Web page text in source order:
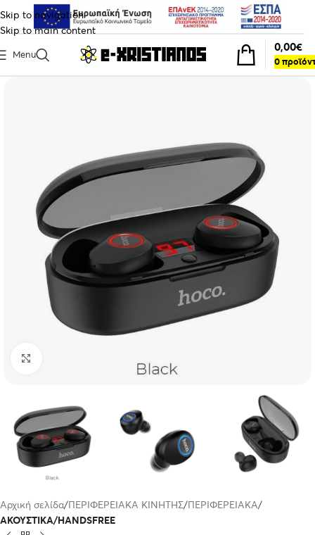
Skip to navigation
Skip to main content
Menu
0
0,00€
Αρχική σελίδα ΠΕΡΙΦΕΡΕΙΑΚΑ ΚΙΝΗΤΗΣ ΠΕΡΙΦΕΡΕΙΑΚΑ
ΑΚΟΥΣΤΙΚΑ/HANDSFREE